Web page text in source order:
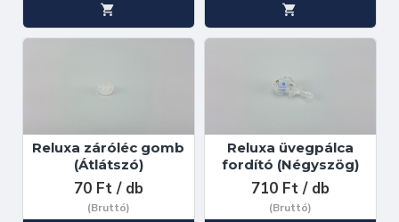
Reluxa záróléc gomb
(Átlátszó)
70 Ft / db
(Bruttó)
Reluxa üvegpálca
fordító (Négyszög)
710 Ft / db
(Bruttó)